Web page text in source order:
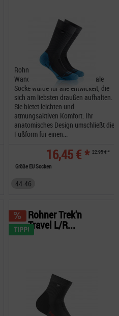
Rohner Trek-Light L/R
Wandersocken Diese funktionale
Socke wurde für alle entwickelt, die
sich am liebsten draußen aufhalten.
Sie bietet leichten und
atmungsaktiven Komfort. Ihr
anatomisches Design umschließt die
Fußform für einen...
16,45 € * 22,95 € *
Größe EU Socken
44-46
TIPP!
Rohner Trek'n
Travel L/R...